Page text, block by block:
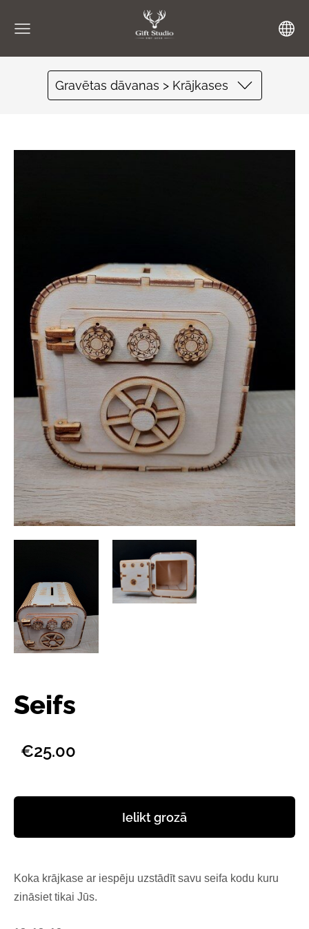
Gravētas dāvanas > Krājkases
Seifs
€25.00
Ielikt grozā
Koka krājkase ar iespēju uzstādīt savu seifa kodu kuru
zināsiet tikai Jūs.